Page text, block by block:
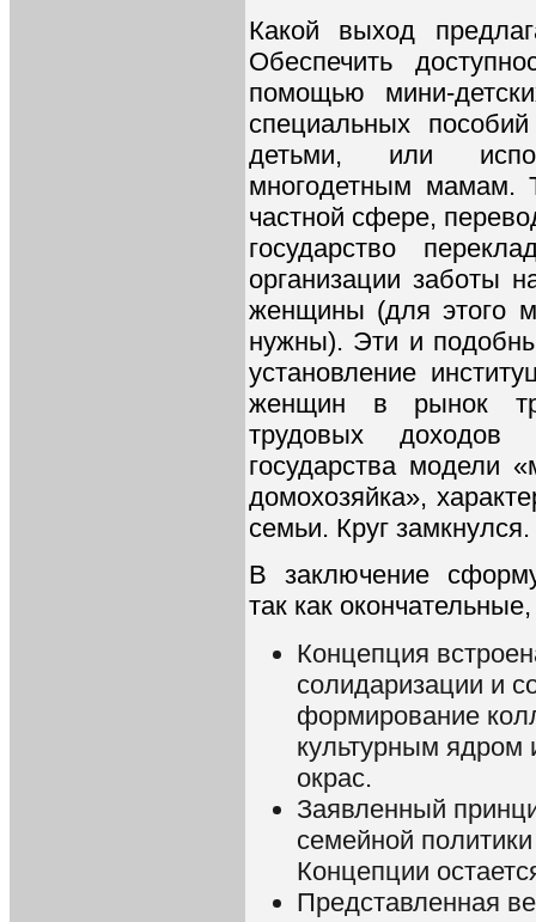
Какой выход
Обеспечить
помощью мини-
специальных
детьми, или
многодетным мамам.
частной сфере,
государство
организации заботы
женщины (для этого
нужны). Эти и
установление
женщин в рынок
трудовых
государства
домохозяйка»,
семьи. Круг замкнулся.
В заключение
так как
Концепция
солидаризации и
формирование
культурным ядром
окрас.
Заявленный
семейной
Концепции
Представленная